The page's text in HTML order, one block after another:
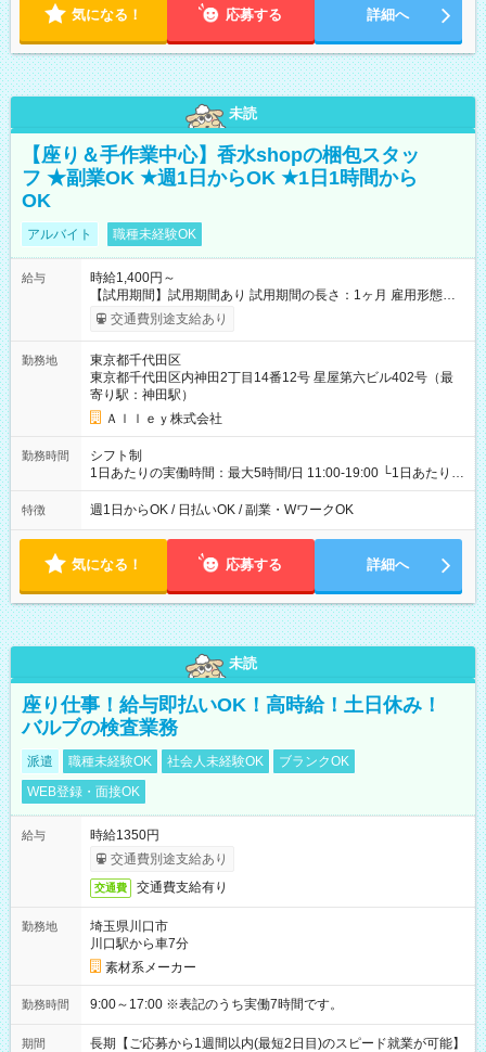
気になる！ 応募する 詳細へ
未読
【座り＆手作業中心】香水shopの梱包スタッ
フ ★副業OK ★週1日からOK ★1日1時間から
OK
アルバイト 職種未経験OK
給与
時給1,400円～
【試用期間】試用期間あり 試用期間の長さ：1ヶ月 雇用形態、
給与は本採用時と同じです。
交通費別途支給あり
勤務地
東京都千代田区
東京都千代田区内神田2丁目14番12号 星屋第六ビル402号（最
寄り駅：神田駅）
Ａｌｌｅｙ株式会社
勤務時間
シフト制
1日あたりの実働時間：最大5時間/日 11:00-19:00 └1日あたりの
実働時間：1-5時間 └上記の時間帯内であれば、いつでも勤務可
能！ └平日・土曜日の中で、お好きな曜日でご勤務いただけま
18:00 などのように、自由な働き方が可能なお仕事です！
特徴 週1日からOK / 日払いOK / 副業・WワークOK
気になる！ 応募する 詳細へ
未読
座り仕事！給与即払いOK！高時給！土日休み！
バルブの検査業務
派遣 職種未経験OK 社会人未経験OK
ブランクOK
WEB登録・面接OK
給与
時給1350円
交通費別途支給あり
交通費 交通費支給有り
勤務地
埼玉県川口市
川口駅から車7分
素材系メーカー
勤務時間 9:00～17:00 ※表記のうち実働7時間です。
期間
長期【ご応募から1週間以内(最短2日目)のスピード就業が可能】